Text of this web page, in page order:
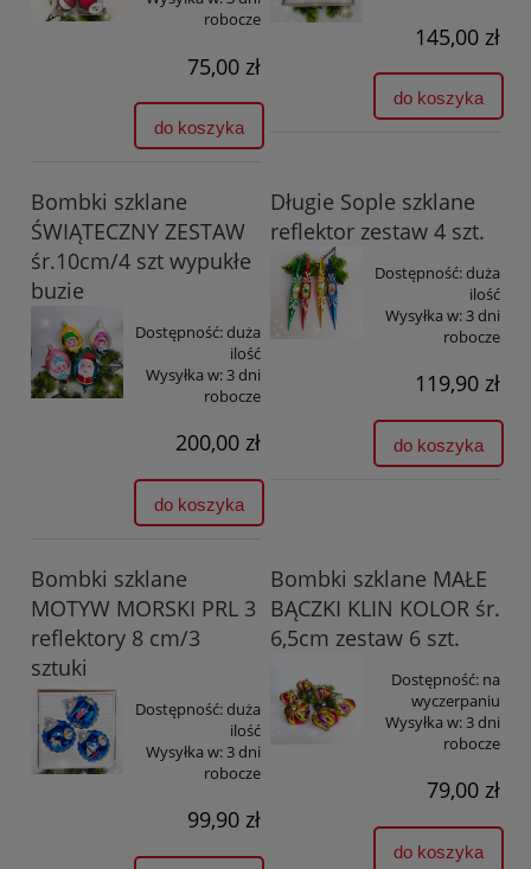
robocze
75,00 zł
do koszyka
145,00 zł
do koszyka
Bombki szklane
ŚWIĄTECZNY ZESTAW
śr.10cm/4 szt wypukłe
buzie
Dostępność:duża
ilość
Wysyłka w:3 dni
robocze
200,00 zł
do koszyka
Długie Sople szklane
reflektor zestaw 4 szt.
Dostępność:duża
ilość
Wysyłka w:3 dni
robocze
119,90 zł
do koszyka
Bombki szklane
MOTYW MORSKI PRL 3
reflektory 8 cm/3
sztuki
Dostępność:duża
ilość
Wysyłka w:3 dni
robocze
99,90 zł
Bombki szklane MAŁE
BĄCZKI KLIN KOLOR śr.
6,5cm zestaw 6 szt.
Dostępność: na
wyczerpaniu
Wysyłka w:3 dni
robocze
79,00 zł
do koszyka